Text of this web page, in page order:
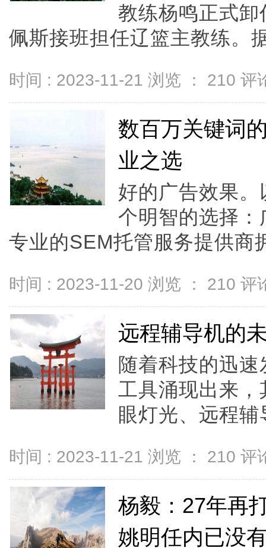
教练杨鸣正式
佩斯接班担任辽篮主教练。
时间 : 2023-11-21 浏览 ： 210 评
数百万关键词
业之选
好的广告效果
个明智的选择
专业的SEM托管服务提供商
时间 : 2023-11-20 浏览 ： 210 评
远程辅导机的
随着科技的迅
工具涌现出来
眼灯光、远程
时间 : 2023-11-21 浏览 ： 210 评
杨毅：27年再
姚明任内已没